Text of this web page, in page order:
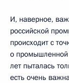
И, наверное,
российской
происходит с
о промышленной
лет пыталась
есть очень